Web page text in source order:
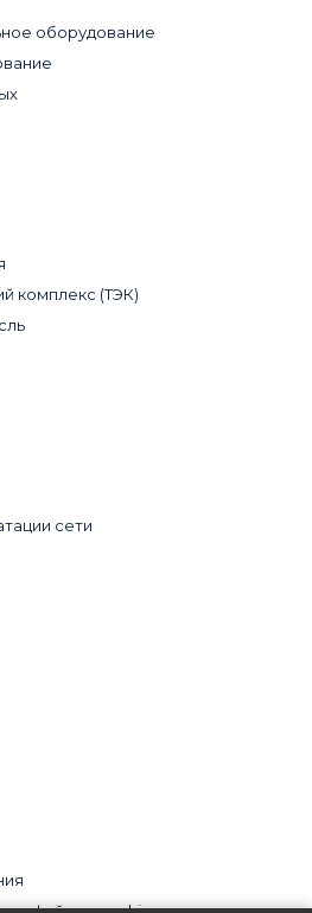
оборудование
комплекс (ТЭК)
сети